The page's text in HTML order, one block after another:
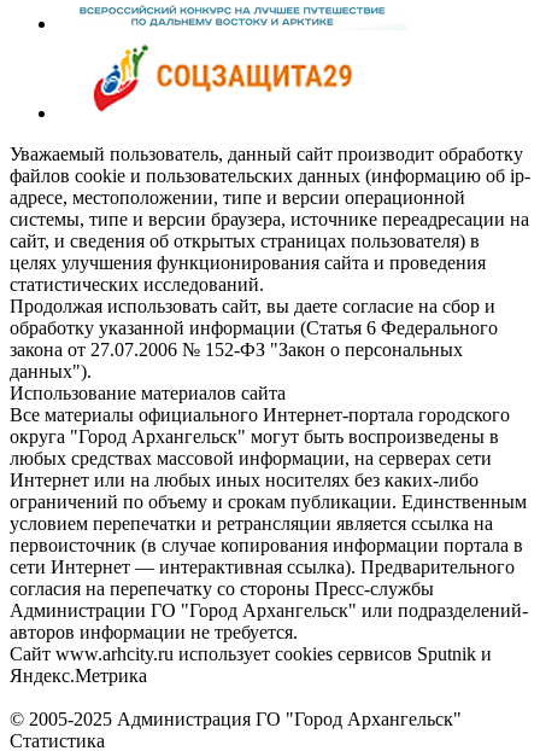
Уважаемый пользователь, данный сайт производит обработку
файлов cookie и пользовательских данных (информацию об ip-
адресе, местоположении, типе и версии операционной
системы, типе и версии браузера, источнике переадресации на
сайт, и сведения об открытых страницах пользователя) в
целях улучшения функционирования сайта и проведения
статистических исследований.
Продолжая использовать сайт, вы даете согласие на сбор и
обработку указанной информации (Статья 6 Федерального
закона от 27.07.2006 № 152-ФЗ "Закон о персональных
данных").
Использование материалов сайта
Все материалы официального Интернет-портала городского
округа "Город Архангельск" могут быть воспроизведены в
любых средствах массовой информации, на серверах сети
Интернет или на любых иных носителях без каких-либо
ограничений по объему и срокам публикации. Единственным
условием перепечатки и ретрансляции является ссылка на
первоисточник (в случае копирования информации портала в
сети Интернет — интерактивная ссылка). Предварительного
согласия на перепечатку со стороны Пресс-службы
Администрации ГО "Город Архангельск" или подразделений-
авторов информации не требуется.
Сайт www.arhcity.ru использует cookies сервисов Sputnik и
Яндекс.Метрика
© 2005-2025 Администрация ГО "Город Архангельск"
Статистика